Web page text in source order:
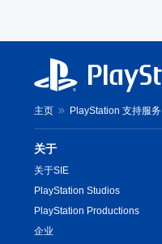
主页 PlayStation 支持服务
关于
关于SIE
PlayStation Studios
PlayStation Productions
企业